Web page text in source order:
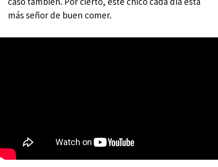
más señor de buen comer.